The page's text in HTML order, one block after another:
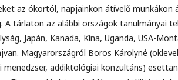
az ókortól, napjainkon átívelő munkákon
A tárlaton az alábbi országok tanulmányai
Japán, Kanada, Kína, Uganda, USA-
Magyarországról Boros Károlyné
menedzser, addiktológiai konzultáns)